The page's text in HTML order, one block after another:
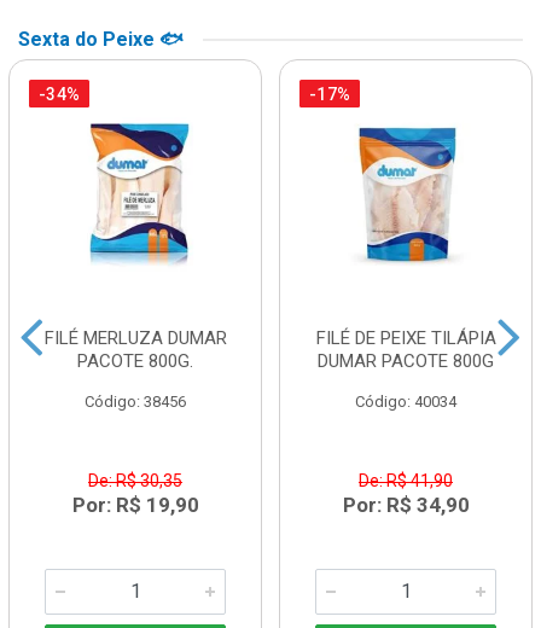
Sexta do Peixe 🐟
-34%
FILÉ MERLUZA DUMAR
PACOTE 800G.
Código: 38456
De: R$ 30,35
Por: R$ 19,90
-17%
FILÉ DE PEIXE TILÁPIA
DUMAR PACOTE 800G
Código: 40034
De: R$ 41,90
Por: R$ 34,90